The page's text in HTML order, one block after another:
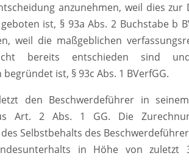
anzunehmen, weil dies zur
ist, § 93a Abs. 2 Buchstabe b
weil die maßgeblichen
bereits entschieden sind
ist, § 93c Abs. 1 BVerfGG.
den Beschwerdeführer in
Art. 2 Abs. 1 GG. Die
Selbstbehalts des
in Höhe von